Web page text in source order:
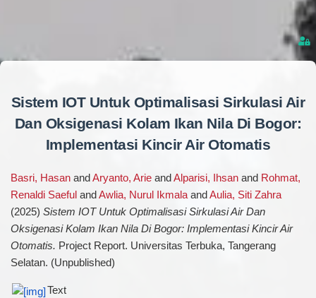
Sistem IOT Untuk Optimalisasi Sirkulasi Air
Dan Oksigenasi Kolam Ikan Nila Di Bogor:
Implementasi Kincir Air Otomatis
Basri, Hasanand Aryanto, Arieand Alparisi, Ihsanand Rohmat,
Renaldi Saeful and Awlia, Nurul Ikmalaand Aulia, Siti Zahra
(2025) Sistem IOT Untuk Optimalisasi Sirkulasi Air Dan
Oksigenasi Kolam Ikan Nila Di Bogor: Implementasi Kincir Air
Otomatis. Project Report. Universitas Terbuka, Tangerang
Selatan. (Unpublished)
Text